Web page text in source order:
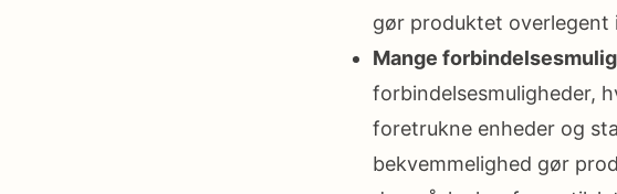
gør produktet
Mange
forbindelsesmuligheder,
foretrukne enheder og
bekvemmelighed gør